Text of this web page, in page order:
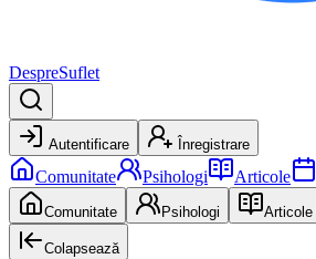
DespreSuflet
Autentificare Înregistrare
Comunitate Psihologi Articole
Comunitate Psihologi Articole
Colapsează